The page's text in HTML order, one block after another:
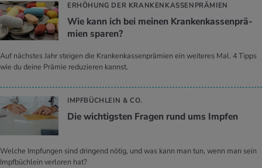
ERHÖHUNG DER KRANKENKASSENPRÄMIEN
Wie kann ich bei mei­nen Kran­ken­kas­sen­prä­
mi­en spa­ren?
Auf nächstes Jahr steigen die Krankenkassenprämien ein weiteres Mal. 4 Tipps
wie du deine Prämie reduzieren kannst.
IMPFBÜCHLEIN & CO.
Die wich­tigs­ten Fra­gen rund ums Imp­fen
Welche Impfungen sind dringend nötig, und was kann man tun, wenn man sein
Impfbüchlein verloren hat?